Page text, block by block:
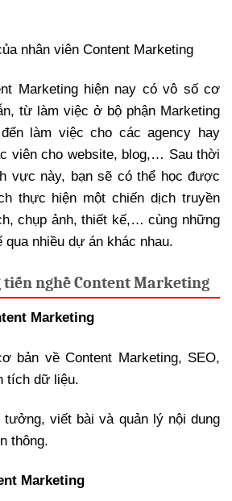
Marketing hiện nay có vô số cơ
từ làm việc ở bộ phận Marketing
làm việc cho các agency hay
viên cho website, blog,… Sau thời
vực này, bạn sẽ có thể học được
thực hiện một chiến dịch truyền
chụp ảnh, thiết kế,… cùng những
nhiều dự án khác nhau.
nghề Content Marketing
Marketing
bản về Content Marketing, SEO,
tích dữ liệu.
viết bài và quản lý nội dung
thông.
Marketing